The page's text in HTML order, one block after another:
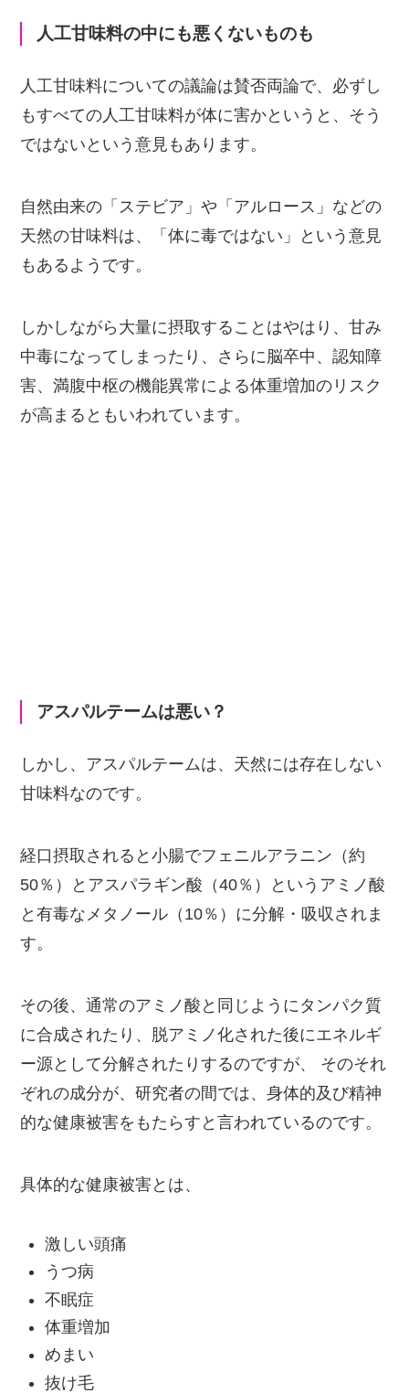
人工甘味料の中にも悪くないものも
人工甘味料についての議論は賛否両論で、必ずし
もすべての人工甘味料が体に害かというと、そう
ではないという意見もあります。
自然由来の「ステビア」や「アルロース」などの
天然の甘味料は、「体に毒ではない」という意見
もあるようです。
しかしながら大量に摂取することはやはり、甘み
中毒になってしまったり、さらに脳卒中、認知障
害、満腹中枢の機能異常による体重増加のリスク
が高まるともいわれています。
アスパルテームは悪い？
しかし、アスパルテームは、天然には存在しない
甘味料なのです。
経口摂取されると小腸でフェニルアラニン（約
50％）とアスパラギン酸（40％）というアミノ酸
と有毒なメタノール（10％）に分解・吸収されま
す。
その後、通常のアミノ酸と同じようにタンパク質
に合成されたり、脱アミノ化された後にエネルギ
ー源として分解されたりするのですが、 そのそれ
ぞれの成分が、研究者の間では、身体的及び精神
的な健康被害をもたらすと言われているのです。
具体的な健康被害とは、
激しい頭痛
うつ病
不眠症
体重増加
めまい
抜け毛